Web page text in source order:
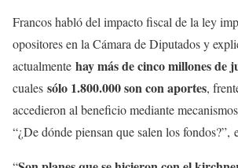
Francos habló del impacto fiscal de la ley
opositores en la Cámara de Diputados y
actualmente hay más de cinco millones de
cuales sólo 1.800.000 son con aportes,
accedieron al beneficio mediante
“¿De dónde piensan que salen los fondos?”,